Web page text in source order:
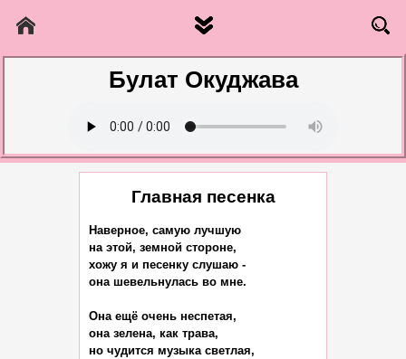
Булат Окуджава
Главная песенка
Наверное, самую лучшую
на этой, земной стороне,
хожу я и песенку слушаю -
она шевельнулась во мне.
Она ещё очень неспетая,
она зелена, как трава,
но чудится музыка светлая,